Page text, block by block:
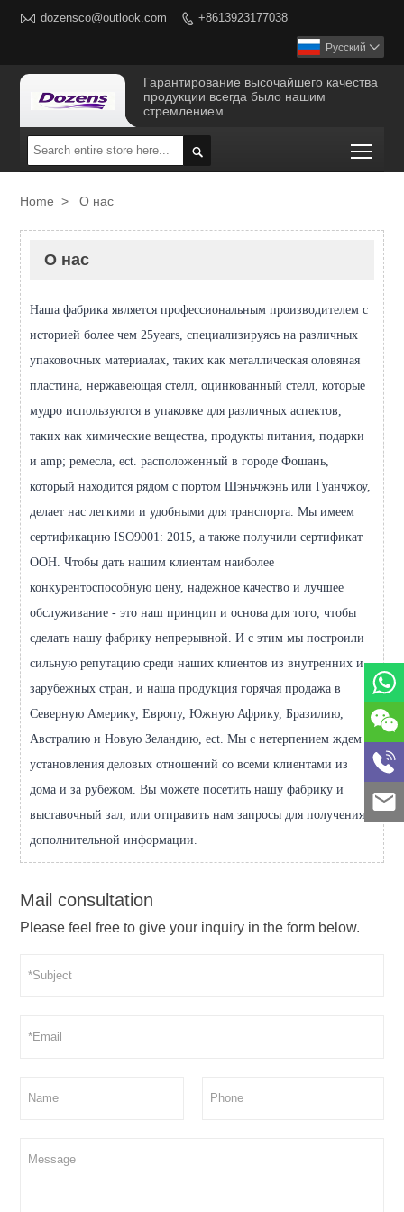
 dozensco@outlook.com  +8613923177038
Русский 
Гарантирование высочайшего качества
продукции всегда было нашим
стремлением

Home > О нас
О нас
Наша фабрика является профессиональным производителем с
историей более чем 25years, специализируясь на различных
упаковочных материалах, таких как металлическая оловяная
пластина, нержавеющая стелл, оцинкованный стелл, которые
мудро используются в упаковке для различных аспектов,
таких как химические вещества, продукты питания, подарки
и amp; ремесла, ect. расположенный в городе Фошань,
который находится рядом с портом Шэньчжэнь или Гуанчжоу,
делает нас легкими и удобными для транспорта. Мы имеем
сертификацию ISO9001: 2015, а также получили сертификат
ООН. Чтобы дать нашим клиентам наиболее
конкурентоспособную цену, надежное качество и лучшее
обслуживание - это наш принцип и основа для того, чтобы
сделать нашу фабрику непрерывной. И с этим мы построили
сильную репутацию среди наших клиентов из внутренних и
зарубежных стран, и наша продукция горячая продажа в
Северную Америку, Европу, Южную Африку, Бразилию,
Австралию и Новую Зеландию, ect. Мы с нетерпением ждем
установления деловых отношений со всеми клиентами из
дома и за рубежом. Вы можете посетить нашу фабрику и
выставочный зал, или отправить нам запросы для получения
дополнительной информации.
Mail consultation
Please feel free to give your inquiry in the form below.